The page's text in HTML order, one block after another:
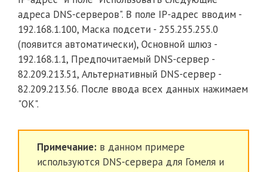
адреса DNS-серверов". В поле IP-адрес вводим -
192.168.1.100, Маска подсети - 255.255.255.0
(появится автоматически), Основной шлюз -
192.168.1.1, Предпочитаемый DNS-сервер -
82.209.213.51, Альтернативный DNS-сервер -
82.209.213.56. После ввода всех данных нажимаем
"ОК".
Примечание: в данном примере
используются DNS-сервера для Гомеля и